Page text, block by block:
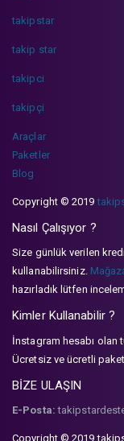
takipstar
takip star
takipci
takipçi
Araçlar
Paketler
Blog
Copyright © 2019
Nasıl Çalışıyor ?
Size günlük verilen
kullanabilirsiniz.
hazırladık lütfen
Kimler Kullanabilir ?
İnstagram hesabı olan
Ücretsiz ve ücretli
BİZE ULAŞIN
E-Posta:
Copyright © 2019